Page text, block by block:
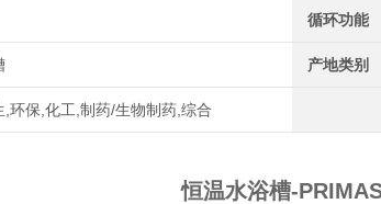
循环功能
产地类别
,环保,化工,制药/生物制药,综合
恒温水浴槽-